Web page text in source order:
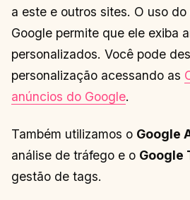
a este e outros sites. O uso
Google permite que ele exiba
personalizados. Você pode
personalização acessando as
anúncios do Google.
Também utilizamos o Google
análise de tráfego e o Google
gestão de tags.